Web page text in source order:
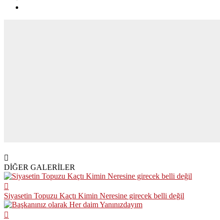
DİĞER GALERİLER
Siyasetin Topuzu Kaçtı Kimin Neresine girecek belli değil